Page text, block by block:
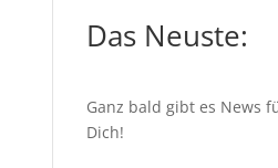
Das Neuste:
Ganz bald gibt es News
Dich!